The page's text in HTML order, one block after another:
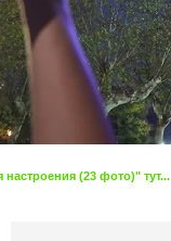
(23 фото)" тут...